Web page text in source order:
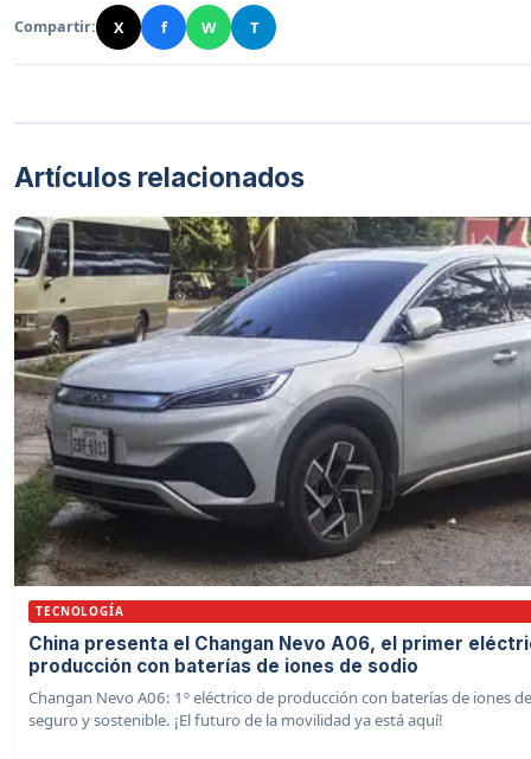
Compartir: X f W T
Artículos relacionados
TECNOLOGÍA
China presenta el Changan Nevo A06, el primer
producción con baterías de iones de sodio
Changan Nevo A06: 1º eléctrico de producción con baterías de iones
seguro y sostenible. ¡El futuro de la movilidad ya está aquí!